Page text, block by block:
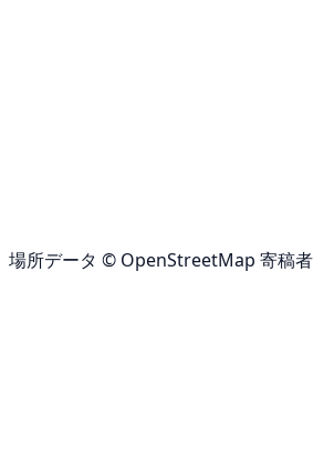
場所データ © OpenStreetMap 寄稿者